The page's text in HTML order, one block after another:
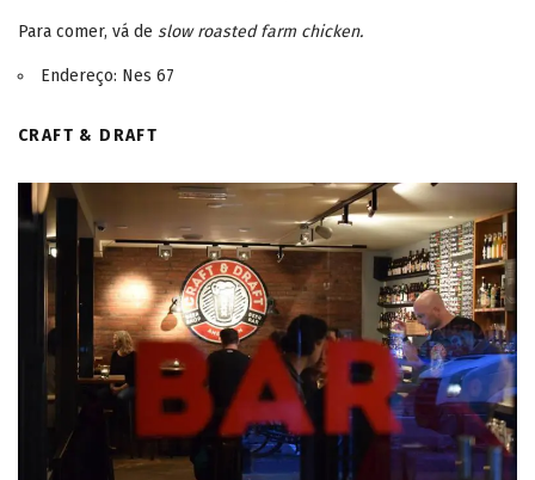
Para comer, vá de slow roasted farm chicken.
Endereço: Nes 67
CRAFT & DRAFT